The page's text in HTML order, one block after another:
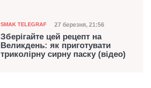
Категорія
SMAK TELEGRAF Дата публікації
27 березня, 21:56
Зберігайте цей рецепт на
Великдень: як приготувати
триколірну сирну паску (відео)